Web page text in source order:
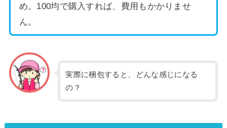
め。100均で購入すれば、費用もかかりませ
ん。
実際に梱包すると、どんな感じになる
の？